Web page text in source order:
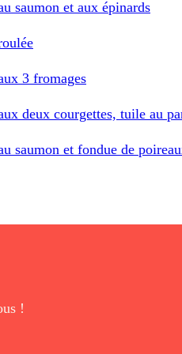
saumon et aux épinards
3 fromages
deux courgettes, tuile au
saumon et fondue de
!